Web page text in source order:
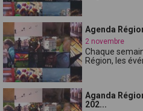
Agenda
2 novembre
Chaque
Région, les
Aganda
202...